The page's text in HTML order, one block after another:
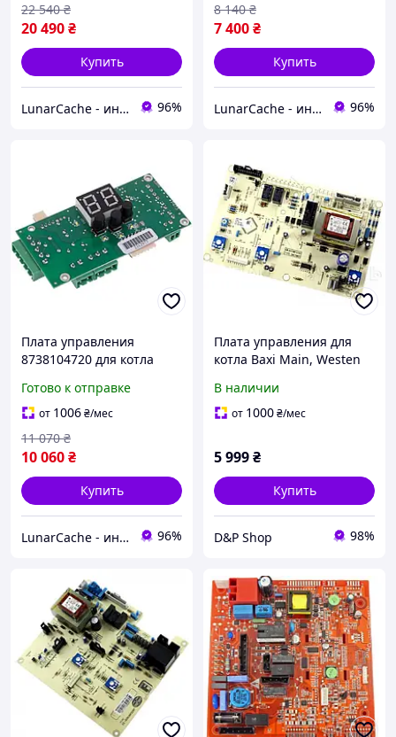
20 490₴
22 540 ₴
Купить
LunarCache - интернет магазин автотюнинга и запчастей для бытовой техники 96%
7 400₴
8 140 ₴
Купить
LunarCache - интернет магазин автотюнинга и запчастей для бытовой техники 96%
Плата управления
8738104720 для котла
3000/3500
Готово к отправке
от 1006₴/мес
10 060₴
11 070 ₴
Купить
LunarCache - интернет магазин автотюнинга и запчастей для бытовой техники 96%
Плата управления для
котла Baxi Main, Westen
Neobit, Teplowest Basis
(5685480 /
В наличии
от 1000₴/мес
5 999₴
Купить
D&P Shop 98%